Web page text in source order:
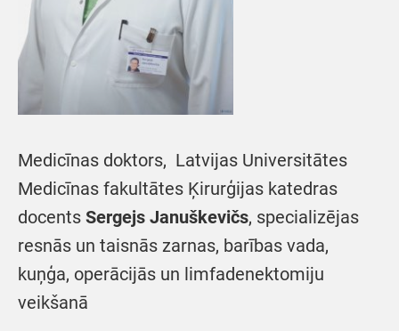
Medicīnas doktors, Latvijas Universitātes
Medicīnas fakultātes Ķirurģijas katedras
docents Sergejs Januškevičs, specializējas
resnās un taisnās zarnas, barības vada,
kuņģa, operācijās un limfadenektomiju
veikšanā